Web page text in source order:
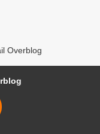
Overblog